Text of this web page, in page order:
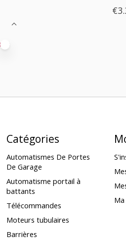
Catégories
Automatismes De Portes
De Garage
Automatisme portail à
battants
Télécommandes
Moteurs tubulaires
Barrières